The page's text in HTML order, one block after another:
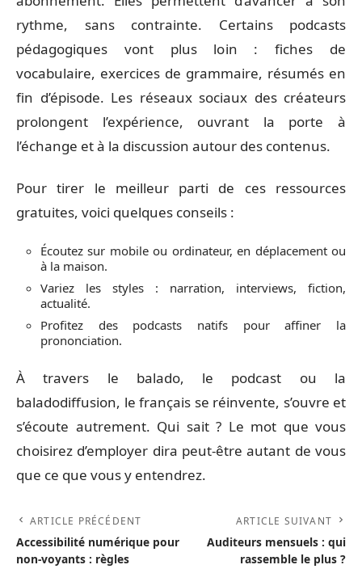
rythme, sans contrainte. Certains podcasts
pédagogiques vont plus loin : fiches de
vocabulaire, exercices de grammaire, résumés en
fin d’épisode. Les réseaux sociaux des créateurs
prolongent l’expérience, ouvrant la porte à
l’échange et à la discussion autour des contenus.
Pour tirer le meilleur parti de ces ressources
gratuites, voici quelques conseils :
Écoutez sur mobile ou ordinateur, en déplacement ou
à la maison.
Variez les styles : narration, interviews, fiction,
actualité.
Profitez des podcasts natifs pour affiner la
prononciation.
À travers le balado, le podcast ou la
baladodiffusion, le français se réinvente, s’ouvre et
s’écoute autrement. Qui sait ? Le mot que vous
choisirez d’employer dira peut-être autant de vous
que ce que vous y entendrez.
ARTICLE PRÉCÉDENT
Accessibilité numérique pour
non-voyants : règles
ARTICLE SUIVANT
Auditeurs mensuels : qui
rassemble le plus ?